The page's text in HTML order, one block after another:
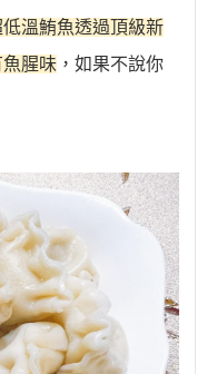
溫鮪魚透過頂級新
腥味 ，如果不說你